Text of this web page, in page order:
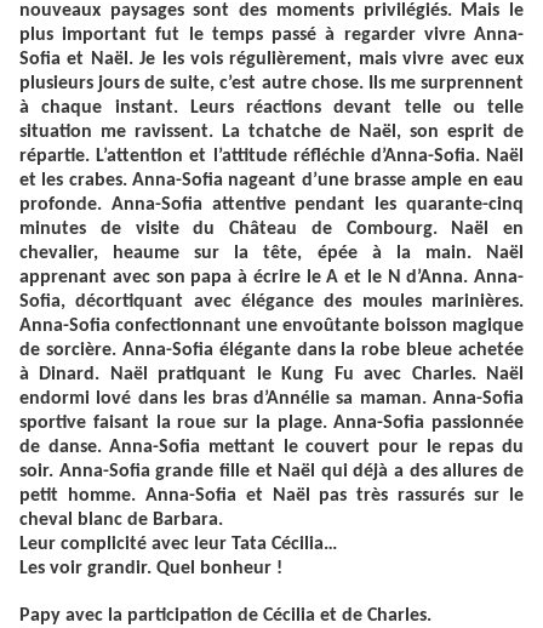
nouveaux paysages sont des moments privilégiés. Mais le
plus important fut le temps passé à regarder vivre Anna-
Sofia et Naël. Je les vois régulièrement, mais vivre avec eux
plusieurs jours de suite, c’est autre chose. Ils me surprennent
à chaque instant. Leurs réactions devant telle ou telle
situation me ravissent. La tchatche de Naël, son esprit de
répartie. L’attention et l’attitude réfléchie d’Anna-Sofia. Naël
et les crabes. Anna-Sofia nageant d’une brasse ample en eau
profonde. Anna-Sofia attentive pendant les quarante-cinq
minutes de visite du Château de Combourg. Naël en
chevalier, heaume sur la tête, épée à la main. Naël
apprenant avec son papa à écrire le A et le N d’Anna. Anna-
Sofia, décortiquant avec élégance des moules marinières.
Anna-Sofia confectionnant une envoûtante boisson magique
de sorcière. Anna-Sofia élégante dans la robe bleue achetée
à Dinard. Naël pratiquant le Kung Fu avec Charles. Naël
endormi lové dans les bras d’Annélie sa maman. Anna-Sofia
sportive faisant la roue sur la plage. Anna-Sofia passionnée
de danse. Anna-Sofia mettant le couvert pour le repas du
soir. Anna-Sofia grande fille et Naël qui déjà a des allures de
petit homme. Anna-Sofia et Naël pas très rassurés sur le
cheval blanc de Barbara.
Leur complicité avec leur Tata Cécilia…
Les voir grandir. Quel bonheur !
Papy avec la participation de Cécilia et de Charles.